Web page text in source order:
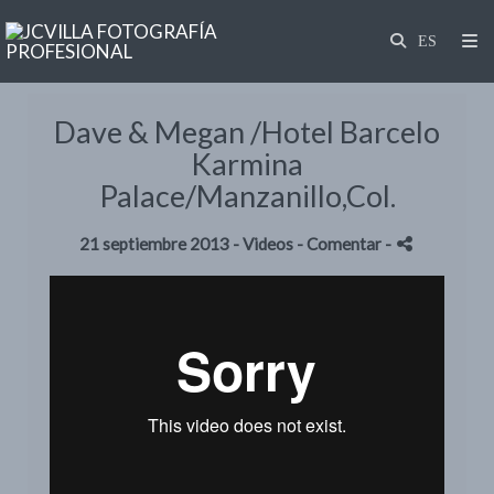
Dave & Megan /Hotel Barcelo
Karmina
Palace/Manzanillo,Col.
21 septiembre 2013 -Videos - Comentar -